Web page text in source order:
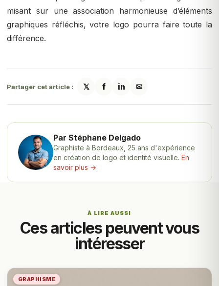
misant sur une association harmonieuse d’éléments
graphiques réfléchis, votre logo pourra faire toute la
différence.
Partager cet article : 𝕏 f in ✉
Par Stéphane Delgado
Graphiste à Bordeaux, 25 ans d'expérience
en création de logo et identité visuelle. En
savoir plus →
À LIRE AUSSI
Ces articles peuvent vous
intéresser
GRAPHISME